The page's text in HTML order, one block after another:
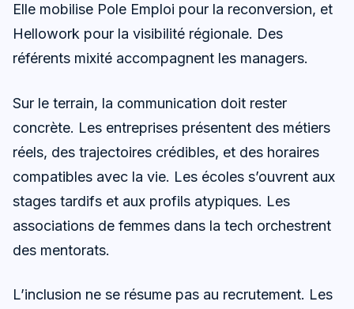
Elle mobilise Pole Emploi pour la reconversion, et
Hellowork pour la visibilité régionale. Des
référents mixité accompagnent les managers.
Sur le terrain, la communication doit rester
concrète. Les entreprises présentent des métiers
réels, des trajectoires crédibles, et des horaires
compatibles avec la vie. Les écoles s’ouvrent aux
stages tardifs et aux profils atypiques. Les
associations de femmes dans la tech orchestrent
des mentorats.
L’inclusion ne se résume pas au recrutement. Les